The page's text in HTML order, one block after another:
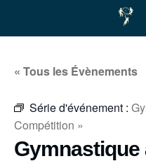
« Tous les Évènements
Série d'événement :
Compétition »
Gymnastique